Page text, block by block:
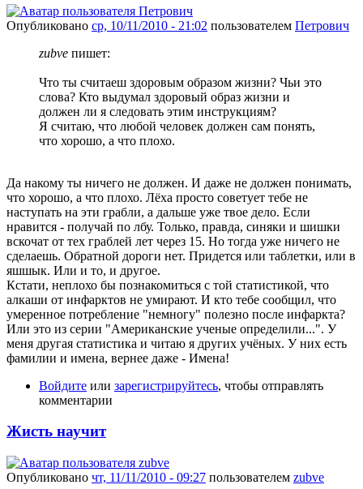
Опубликовано ср, 10/11/2010 - 21:02 пользователем Петрович
zubve пишет:
Что ты считаеш здоровым образом жизни? Чьи это
слова? Кто выдумал здоровый образ жизни и
должен ли я следовать этим инструкциям?
Я считаю, что любой человек должен сам понять,
что хорошо, а что плохо.
Да накому ты ничего не должен. И даже не должен понимать,
что хорошо, а что плохо. Лёха просто советует тебе не
наступать на эти грабли, а дальше уже твое дело. Если
нравится - получай по лбу. Только, правда, синяки и шишки
вскочат от тех граблей лет через 15. Но тогда уже ничего не
сделаешь. Обратной дороги нет. Придется или таблетки, или в
яшшык. Или и то, и другое.
Кстати, неплохо бы познакомиться с той статистикой, что
алкаши от инфарктов не умирают. И кто тебе сообщил, что
умеренное потребление "немногу" полезно после инфаркта?
Или это из серии "Американские ученые определили...". У
меня другая статистика и читаю я других учёных. У них есть
фамилии и имена, вернее даже - Имена!
Войдите или зарегистрируйтесь, чтобы отправлять
комментарии
Жисть научит
Опубликовано чт, 11/11/2010 - 09:27 пользователем zubve